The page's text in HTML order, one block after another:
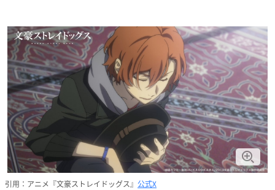
引用：アニメ『文豪ストレイドッグス』 公式X